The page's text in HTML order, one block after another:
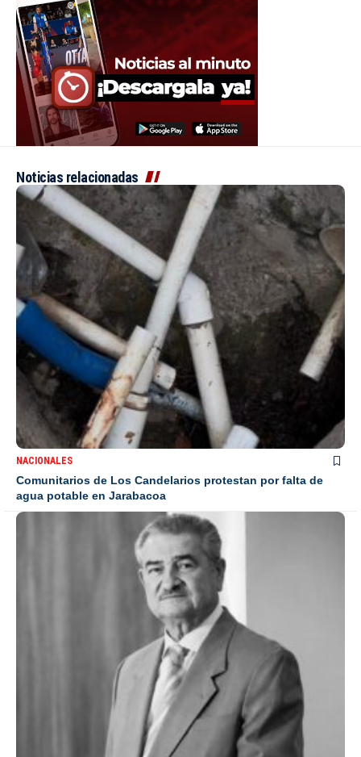
Noticias relacionadas
NACIONALES
Comunitarios de Los Candelarios protestan por falta de
agua potable en Jarabacoa